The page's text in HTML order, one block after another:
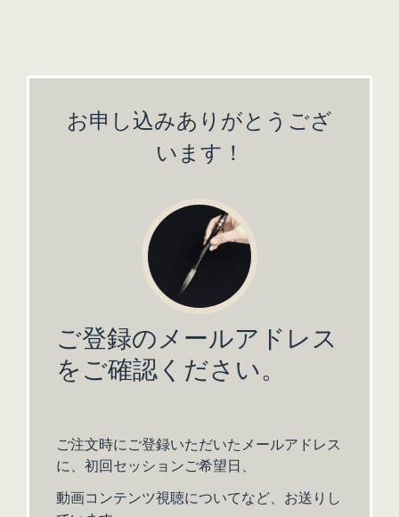
お申し込みありがとうござ
います！
ご登録のメールアドレス
をご確認ください。
ご注文時にご登録いただいたメールアドレス
に、初回 セッションご希望日、
動画コンテンツ視聴についてなど、お送りし